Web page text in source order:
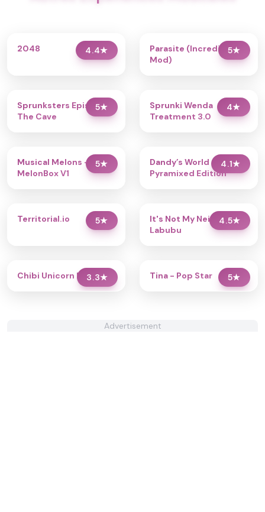
4.4★
2048 5★
Parasite (Incredibox
Mod)
5★
Sprunksters Episode 2:
The Cave
4★
Sprunki Wenda
Treatment 3.0
5★
Musical Melons –
MelonBox V1
4.1★
Dandy’s World
Pyramixed Edition
5★
Territorial.io 4.5★
It's Not My Neighbor:
Labubu
3.3★
Chibi Unicorn Dress Up 5★
Tina - Pop Star
Advertisement